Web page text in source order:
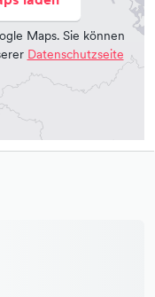
Maps. Sie können
Datenschutzseite